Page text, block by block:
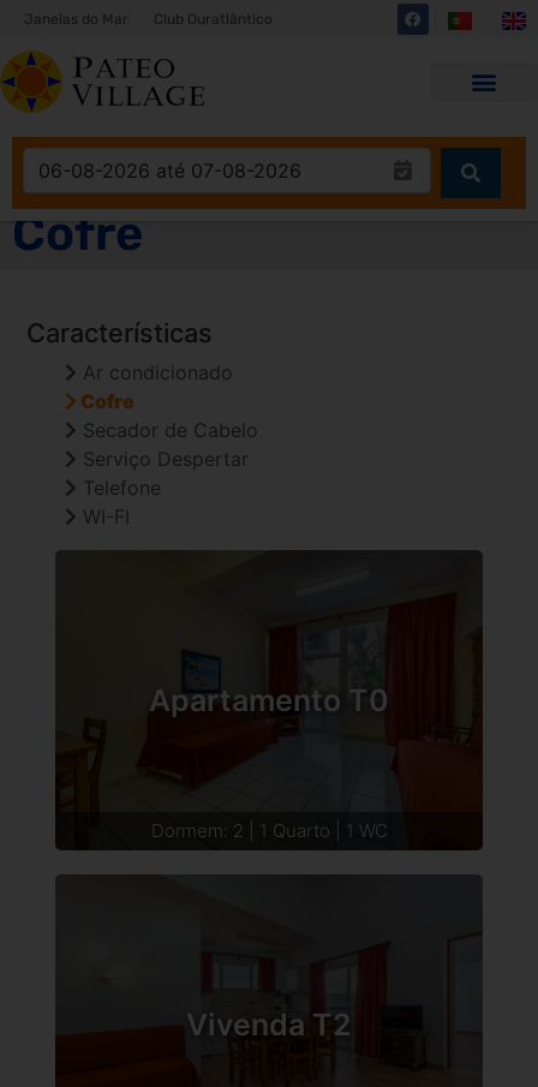
Janelas do Mar Club Ouratlântico
Cofre
Características
Ar condicionado
Cofre
Secador de Cabelo
Serviço Despertar
Telefone
WI-FI
Apartamento T0
Dormem: 2 | 1 Quarto | 1 WC
Vivenda T2